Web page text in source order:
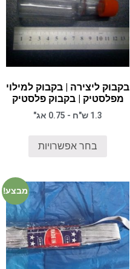
בקבוק ליצירה | בקבוק למילוי
מפלסטיק | בקבוק פלסטיק
1.3 ש"ח - 0.75 אג"
בחר אפשרויות
מבצע!